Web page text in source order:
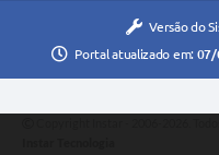
Versão do
Portal atualizado em: 07/